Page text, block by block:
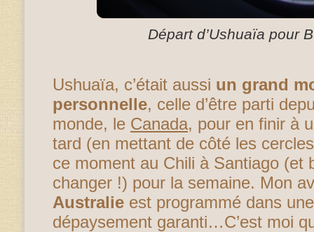
Départ d’Ushuaïa pour
Ushuaïa, c’était aussi un grand
personnelle, celle d’être parti
monde, le Canada, pour en finir à
tard (en mettant de côté les
ce moment au Chili à Santiago (et
changer !) pour la semaine. Mon
Australie est programmé dans
dépaysement garanti…C’est moi